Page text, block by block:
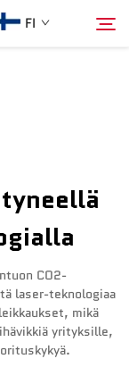
FI
CO2-
laser-teknologiaa
mikä
yrityksille,